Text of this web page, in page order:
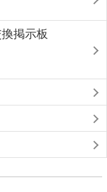
掲示板